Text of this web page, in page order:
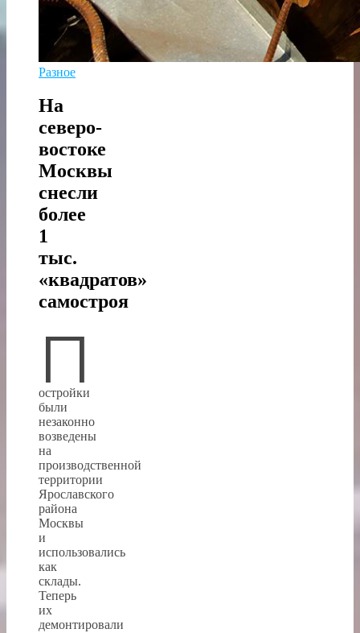
Разное
На
северо-
востоке
Москвы
снесли
более
1
тыс.
«квадратов»
самостроя
П
остройки
были
незаконно
возведены
на
производственной
территории
Ярославского
района
Москвы
и
использовались
как
склады.
Теперь
их
демонтировали